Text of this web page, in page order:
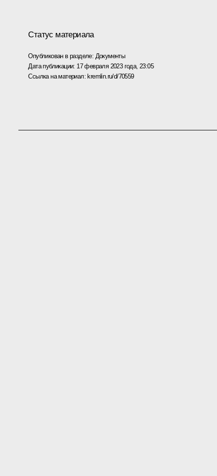
Статус материала
Опубликован в разделе: Документы
Дата публикации: 17 февраля 2023 года, 23:05
Ссылка на материал: kremlin.ru/d/70559